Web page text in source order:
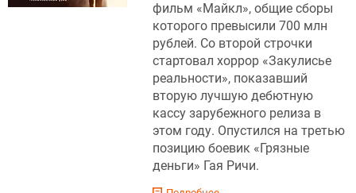
фильм «Майкл», общие сборы
которого превысили 700 млн
рублей. Со второй строчки
стартовал хоррор «Закулисье
реальности», показавший
вторую лучшую дебютную
кассу зарубежного релиза в
этом году. Опустился на третью
позицию боевик «Грязные
деньги» Гая Ричи.